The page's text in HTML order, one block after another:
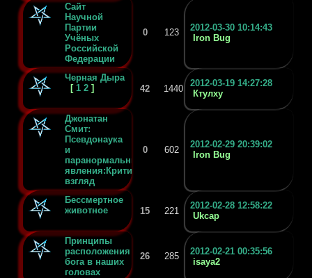
Сайт
Научной
Партии
Учёных
Российской
Федерации
0 123
2012-03-30 10:14:43
Iron Bug
Черная Дыра
[ 1 2 ] 42 1440
2012-03-19 14:27:28
Ктулху
Джонатан
Смит:
Псевдонаука
и
паранормальные
явления:Критический
взгляд
0 602
2012-02-29 20:39:02
Iron Bug
Бессмертное
животное
15 221
2012-02-28 12:58:22
Ukcap
Принципы
расположения
бога в наших
головах
26 285
2012-02-21 00:35:56
isaya2